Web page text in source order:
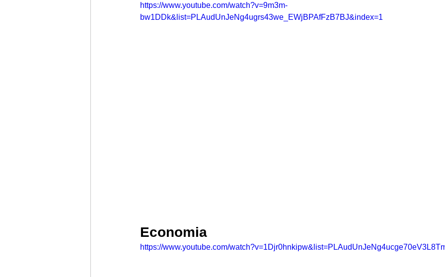
https://www.youtube.com/watch?v=9m3m-
bw1DDk&list=PLAudUnJeNg4ugrs43we_EWjBPAfFzB7BJ&index=1
Economia
https://www.youtube.com/